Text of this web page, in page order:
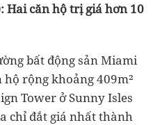
Hai căn hộ trị giá hơn 10
bất động sản Miami
rộng khoảng 409m²
Tower ở Sunny Isles
chỉ đắt giá nhất thành